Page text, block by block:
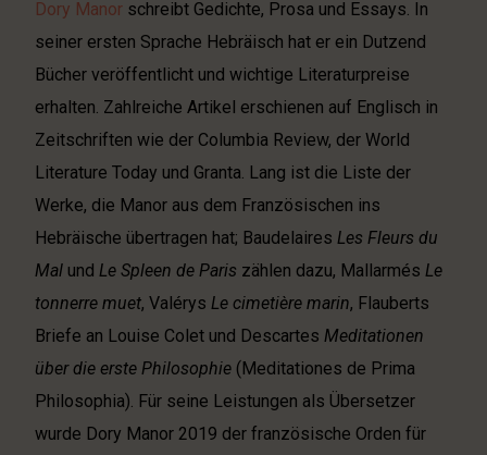
RSS FEED
Dory Manor schreibt Gedichte, Prosa und Essays. In
seiner ersten Sprache Hebräisch hat er ein Dutzend
Bücher veröffentlicht und wichtige Literaturpreise
erhalten. Zahlreiche Artikel erschienen auf Englisch in
Zeitschriften wie der Columbia Review, der World
Literature Today und Granta. Lang ist die Liste der
Werke, die Manor aus dem Französischen ins
Hebräische übertragen hat; BaudelairesLes Fleurs du
Mal und Le Spleen de Paris zählen dazu, MallarmésLe
tonnerre muet, ValérysLe cimetière marin, Flauberts
Briefe an Louise Colet und DescartesMeditationen
über die erste Philosophie (Meditationes de Prima
Philosophia). Für seine Leistungen als Übersetzer
wurde Dory Manor 2019 der französische Orden für